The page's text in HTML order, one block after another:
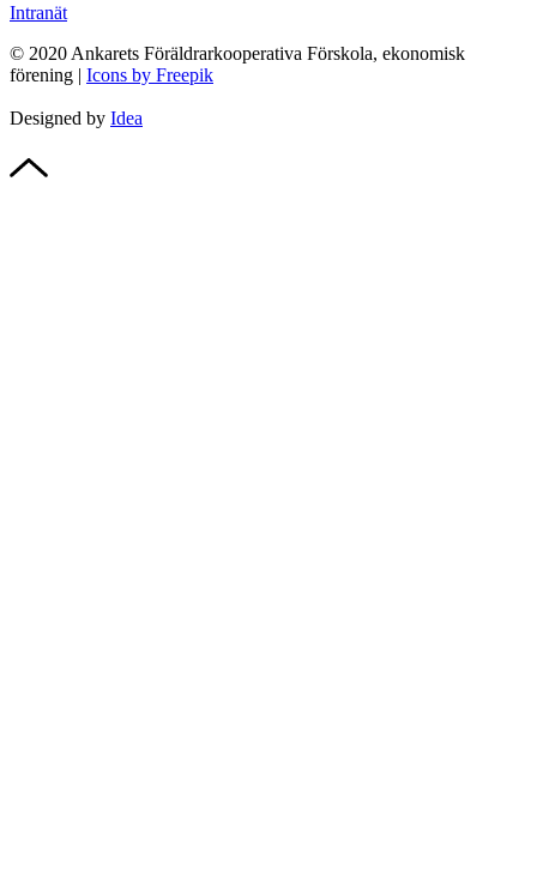
Intranät
© 2020 Ankarets Föräldrarkooperativa Förskola, ekonomisk
förening | Icons by Freepik
Designed by Idea